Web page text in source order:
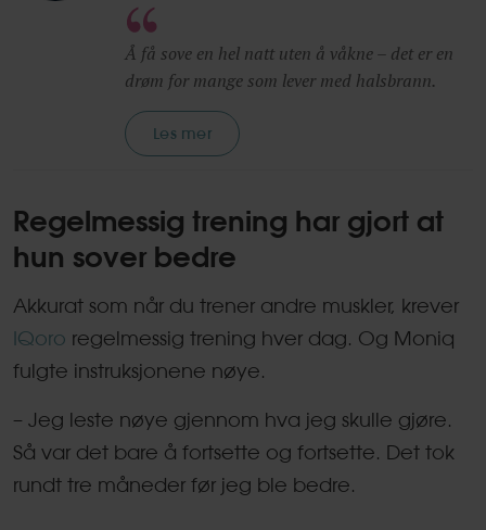
Å få sove en hel natt uten å våkne – det er en
drøm for mange som lever med halsbrann.
Les mer
Regelmessig trening har gjort at
hun sover bedre
Akkurat som når du trener andre muskler, krever
IQoro regelmessig trening hver dag. Og Moniq
fulgte instruksjonene nøye.
– Jeg leste nøye gjennom hva jeg skulle gjøre.
Så var det bare å fortsette og fortsette. Det tok
rundt tre måneder før jeg ble bedre.